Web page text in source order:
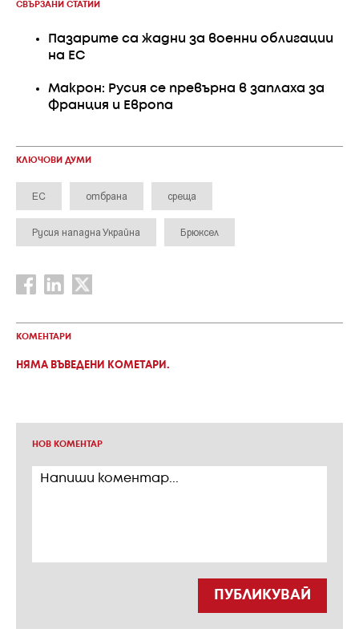
СВЪРЗАНИ СТАТИИ
Пазарите са жадни за военни облигации
на ЕС
Макрон: Русия се превърна в заплаха за
Франция и Европа
КЛЮЧОВИ ДУМИ
ЕС отбрана среща
Русия нападна Украйна Брюксел
КОМЕНТАРИ
НЯМА ВЪВЕДЕНИ КОМЕТАРИ.
НОВ КОМЕНТАР
ПУБЛИКУВАЙ